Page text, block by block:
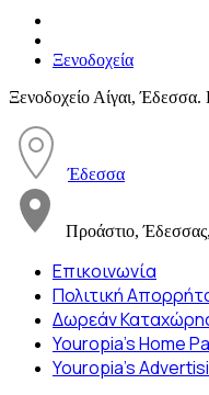
Ξενοδοχεία
Ξενοδοχείο Αίγαι, Έδεσσα.
Έδεσσα
Προάστιο,
Επικοινωνία
Πολιτική
Δωρεάν
Youropia’s Home
Youropia’s